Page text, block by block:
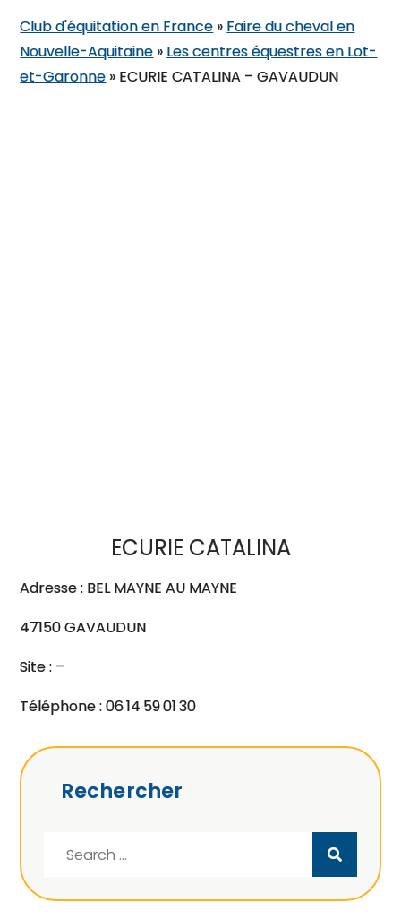
Club d'équitation en France » Faire du cheval en
Nouvelle-Aquitaine » Les centres équestres en Lot-
et-Garonne » ECURIE CATALINA – GAVAUDUN
ECURIE CATALINA
Adresse : BEL MAYNE AU MAYNE
47150 GAVAUDUN
Site : –
Téléphone : 06 14 59 01 30
Rechercher